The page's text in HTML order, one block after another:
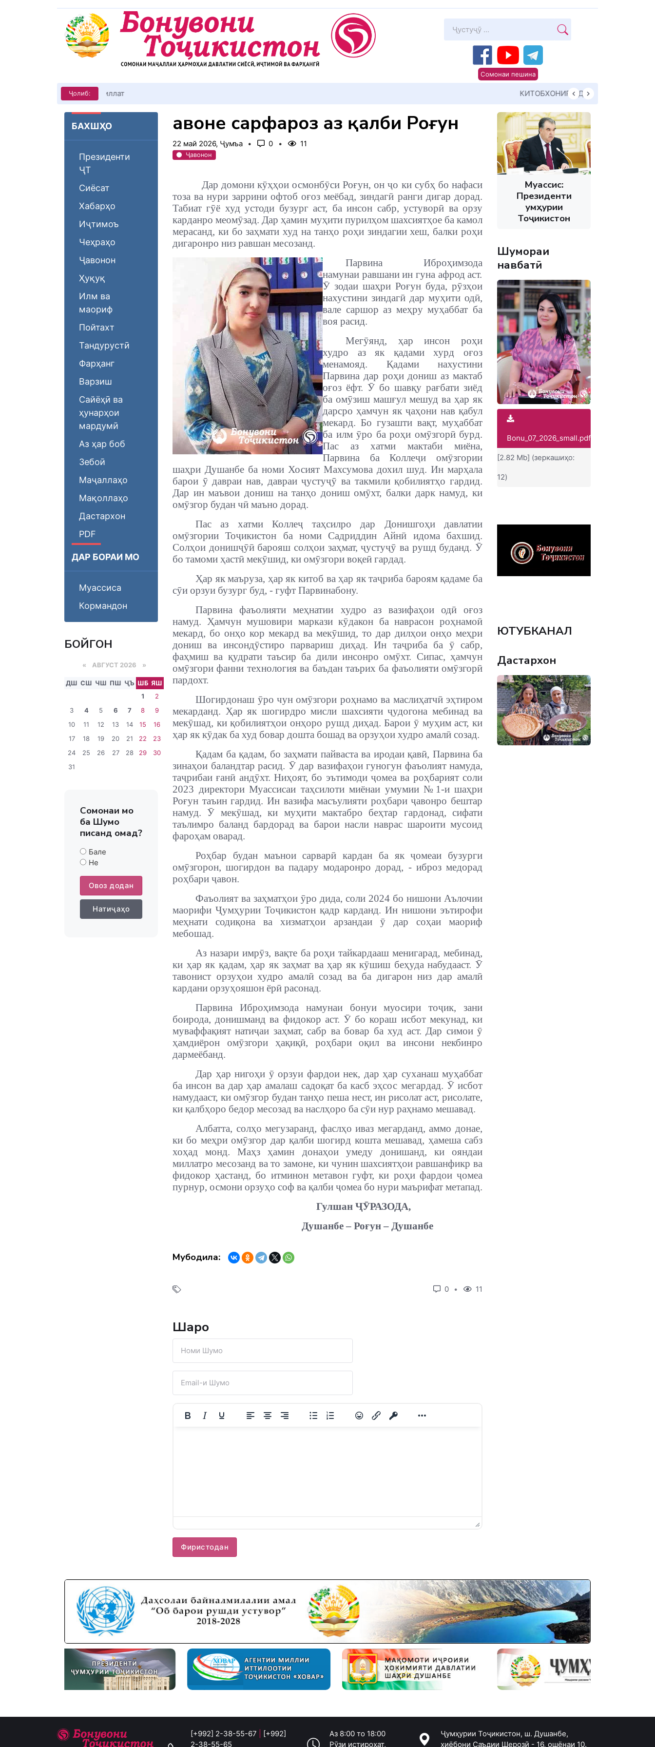
Сомонаи пешина
Ҷолиб: КИТОБХОНИРО ДАР ХУД ТАШАККУЛ ДИҲЕМ
БАХШҲО
Президенти
ҶТ
Сиёсат
Хабарҳо
Иҷтимоъ
Чеҳраҳо
Ҷавонон
Ҳуқуқ
Илм ва
маориф
Пойтахт
Тандурустӣ
Фарҳанг
Варзиш
Сайёҳӣ ва
ҳунарҳои
мардумӣ
Аз ҳар боб
Зебоӣ
Маҷаллаҳо
Мақоллаҳо
Дастархон
PDF
ДАР БОРАИ МО
Муассиса
Кормандон
БОЙГОНӢ
« АВГУСТ 2026 »
ДШ СШ ЧШ ПШ ҶЪ ШБ ЯШ
1
2
3
4 5 6 7 8
9
10
11 12 13 14 15
16
17
18 19 20 21 22
23
24
25 26 27 28 29
30
31
Сомонаи мо
ба Шумо
писанд омад?
Бале
Не
Овоз додан
Натиҷаҳо
Ҷавоне сарфароз аз қалби Роғун
22 май 2026, Ҷумъа 0 11
Ҷавонон
Дар домони кӯҳҳои осмонбӯси Роғун, он ҷо ки субҳ бо нафаси
тоза ва нури заррини офтоб оғоз меёбад, зиндагӣ ранги дигар дорад.
Табиат гӯё худ устоди бузург аст, ба инсон сабр, устуворӣ ва орзу
карданро меомӯзад. Дар ҳамин муҳити пурилҳом шахсиятҳое ба камол
мерасанд, ки бо заҳмати худ на танҳо роҳи зиндагии хеш, балки роҳи
дигаронро низ равшан месозанд.
Парвина Иброҳимзода
намунаи равшани ин гуна афрод аст.
Ӯ зодаи шаҳри Роғун буда, рӯзҳои
нахустини зиндагӣ дар муҳити одӣ,
вале саршор аз меҳру муҳаббат ба
воя расид.
Мегӯянд, ҳар инсон роҳи
худро аз як қадами хурд оғоз
менамояд. Қадами нахустини
Парвина дар роҳи дониш аз мактаб
оғоз ёфт. Ӯ бо шавқу рағбати зиёд
ба омӯзиш машғул мешуд ва ҳар як
дарсро ҳамчун як ҷаҳони нав қабул
мекард. Бо гузашти вақт, муҳаббат
ба илм ӯро ба роҳи омӯзгорӣ бурд.
Пас аз хатми мактаби миёна,
Парвина ба Коллеҷи омӯзгории
шаҳри Душанбе ба номи Хосият Махсумова дохил шуд. Ин марҳала
барои ӯ давраи нав, давраи ҷустуҷӯ ва такмили қобилиятҳо гардид.
Дар ин маъвои дониш на танҳо дониш омӯхт, балки дарк намуд, ки
омӯзгор будан чӣ маъно дорад.
Пас аз хатми Коллеҷ таҳсилро дар Донишгоҳи давлатии
омӯзгории Тоҷикистон ба номи Садриддин Айнӣ идома бахшид.
Солҳои донишҷӯӣ барояш солҳои заҳмат, ҷустуҷӯ ва рушд буданд. Ӯ
бо тамоми ҳастӣ мекӯшид, ки омӯзгори воқеӣ гардад.
Ҳар як маъруза, ҳар як китоб ва ҳар як таҷриба бароям қадаме ба
сӯи орзуи бузург буд, - гуфт Парвинабону.
Парвина фаъолияти меҳнатии худро аз вазифаҳои одӣ оғоз
намуд. Ҳамчун мушовири маркази кӯдакон ба наврасон роҳнамоӣ
мекард, бо онҳо кор мекард ва мекӯшид, то дар дилҳои онҳо меҳри
дониш ва инсондӯстиро парвариш диҳад. Ин таҷриба ба ӯ сабр,
фаҳмиш ва қудрати таъсир ба дили инсонро омӯхт. Сипас, ҳамчун
омӯзгори фанни технология ва баъдан таърих ба фаъолияти омӯзгорӣ
пардохт.
Шогирдонаш ӯро чун омӯзгори роҳнамо ва маслиҳатчӣ эҳтиром
мекарданд. Ҳар як шогирдро мисли шахсияти ҷудогона мебинад ва
мекӯшад, ки қобилиятҳои онҳоро рушд диҳад. Барои ӯ муҳим аст, ки
ҳар як кӯдак ба худ бовар дошта бошад ва орзуҳои худро амалӣ созад.
Қадам ба қадам, бо заҳмати пайваста ва иродаи қавӣ, Парвина ба
зинаҳои баландтар расид. Ӯ дар вазифаҳои гуногун фаъолият намуда,
таҷрибаи ғанӣ андӯхт. Ниҳоят, бо эътимоди ҷомеа ва роҳбарият соли
2023 директори Муассисаи таҳсилоти миёнаи умумии №1-и шаҳри
Роғун таъин гардид. Ин вазифа масъулияти роҳбари ҷавонро бештар
намуд. Ӯ мекӯшад, ки муҳити мактабро беҳтар гардонад, сифати
таълимро баланд бардорад ва барои насли наврас шароити мусоид
фароҳам оварад.
Роҳбар будан маънои сарварӣ кардан ба як ҷомеаи бузурги
омӯзгорон, шогирдон ва падару модаронро дорад, - иброз медорад
роҳбари ҷавон.
Фаъолият ва заҳматҳои ӯро дида, соли 2024 бо нишони Аълочии
маорифи Ҷумҳурии Тоҷикистон қадр карданд. Ин нишони эътирофи
меҳнати содиқона ва хизматҳои арзандаи ӯ дар соҳаи маориф
мебошад.
Аз назари имрӯз, вақте ба роҳи тайкардааш менигарад, мебинад,
ки ҳар як қадам, ҳар як заҳмат ва ҳар як кӯшиш беҳуда набудааст. Ӯ
тавонист орзуҳои худро амалӣ созад ва ба дигарон низ дар амалӣ
кардани орзуҳояшон ёрӣ расонад.
Парвина Иброҳимзода намунаи бонуи муосири тоҷик, зани
боирода, донишманд ва фидокор аст. Ӯ бо кораш исбот мекунад, ки
муваффақият натиҷаи заҳмат, сабр ва бовар ба худ аст. Дар симои ӯ
ҳамдиёрон омӯзгори ҳақиқӣ, роҳбари оқил ва инсони некбинро
дармеёбанд.
Дар ҳар нигоҳи ӯ орзуи фардои нек, дар ҳар суханаш муҳаббат
ба инсон ва дар ҳар амалаш садоқат ба касб эҳсос мегардад. Ӯ исбот
намудааст, ки омӯзгор будан танҳо пеша нест, ин рисолат аст, рисолате,
ки қалбҳоро бедор месозад ва наслҳоро ба сӯи нур раҳнамо мешавад.
Албатта, солҳо мегузаранд, фаслҳо иваз мегарданд, аммо донае,
ки бо меҳри омӯзгор дар қалби шогирд кошта мешавад, ҳамеша сабз
хоҳад монд. Маҳз ҳамин донаҳои умеду донишанд, ки ояндаи
миллатро месозанд ва то замоне, ки чунин шахсиятҳои равшанфикр ва
фидокор ҳастанд, бо итминон метавон гуфт, ки роҳи фардои ҷомеа
пурнур, осмони орзуҳо соф ва қалби ҷомеа бо нури маърифат метапад.
Гулшан ҶӮРАЗОДА,
Душанбе – Роғун – Душанбе
Мубодила:
0 11
Шарҳҳо
Фиристодан
Муассис:
Президенти
Ҷумҳурии
Тоҷикистон
Шумораи
навбатӣ
Bonu_07_2026_small.pdf
[2.82 Mb] (зеркашиҳо:
12)
ЮТУБКАНАЛ
Дастархон
[+992] 2-38-55-67
[+992]
2-38-55-65
Аз 8:00 то 18:00
Рӯзи истироҳат,
Ҷумҳурии Тоҷикистон, ш. Душанбе,
хиёбони Саъдии Шерозӣ - 16, ошёнаи 10.